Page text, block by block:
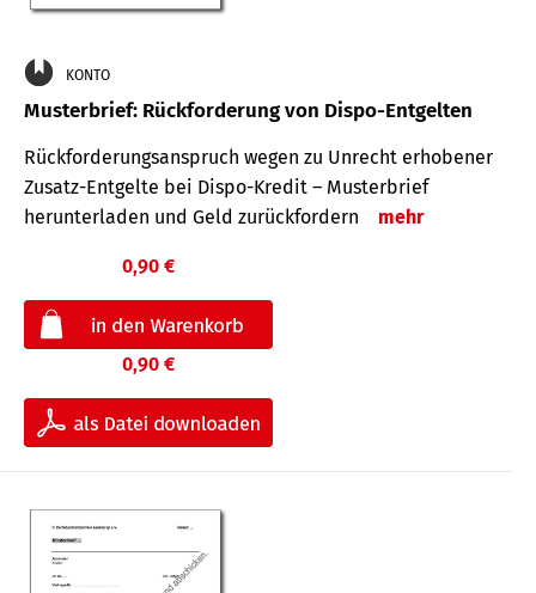
KONTO
Musterbrief: Rückforderung von Dispo-Entgelten
Rückforderungsanspruch wegen zu Unrecht erhobener
Zusatz-Entgelte bei Dispo-Kredit – Musterbrief
herunterladen und Geld zurückfordern
mehr
0,90 €
0,90 €